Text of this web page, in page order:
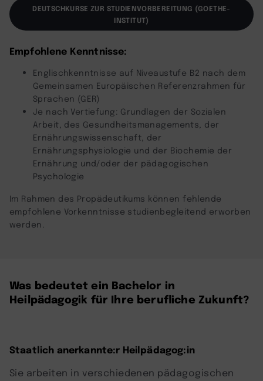
DEUTSCHKURSE ZUR STUDIENVORBEREITUNG (GOETHE-
INSTITUT)
Empfohlene Kenntnisse:
Englischkenntnisse auf Niveaustufe B2 nach dem
Gemeinsamen Europäischen Referenzrahmen für
Sprachen (GER)
Je nach Vertiefung: Grundlagen der Sozialen
Arbeit, des Gesundheitsmanagements, der
Ernährungswissenschaft, der
Ernährungsphysiologie und der Biochemie der
Ernährung und/oder der pädagogischen
Psychologie
Im Rahmen des Propädeutikums können fehlende
empfohlene Vorkenntnisse studienbegleitend erworben
werden.
Was bedeutet ein Bachelor in
Heilpädagogik für Ihre berufliche Zukunft?
Staatlich anerkannte:r Heilpädagog:in
Sie arbeiten in verschiedenen pädagogischen